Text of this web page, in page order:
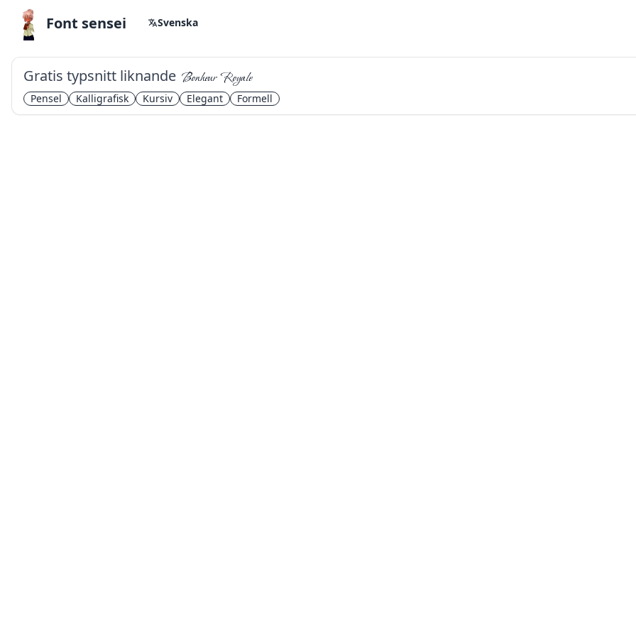
Font sensei Svenska
Gratis typsnitt liknande Bonheur Royale
Pensel Kalligrafisk Kursiv Elegant Formell